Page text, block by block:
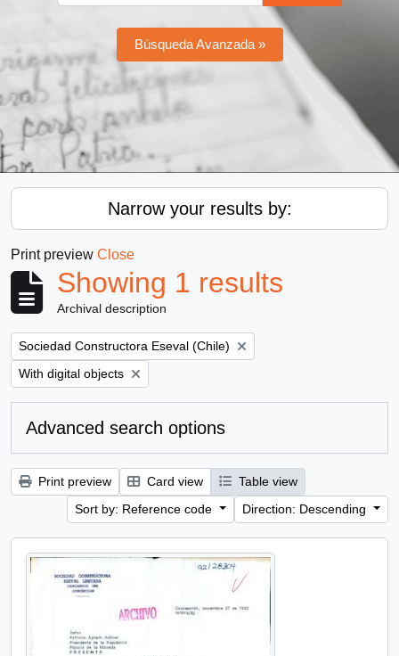
Búsqueda Avanzada »
Narrow your results by:
Print preview Close
Showing 1 results
Archival description
Remove filter:
Sociedad Constructora Eseval (Chile)
Remove filter:
With digital objects
Advanced search options
Print preview Card view
Table view
Sort by: Reference code
Direction: Descending